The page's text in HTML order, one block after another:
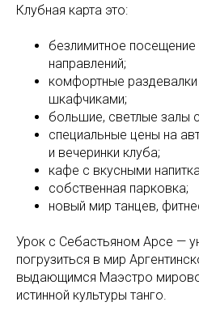
Клубная карта это:
безлимитное посещение
направлений;
комфортные
шкафчиками;
большие, светлые залы
специальные цены на
и вечеринки клуба;
кафе с вкусными
собственная парковка;
новый мир танцев,
Урок с Себастьяном Арсе —
погрузиться в мир
выдающимся Маэстро
истинной культуры танго.